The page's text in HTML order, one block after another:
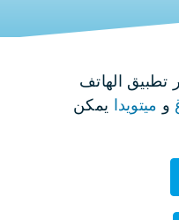
تطبيق الهاتف
و ميتويدا يمكن